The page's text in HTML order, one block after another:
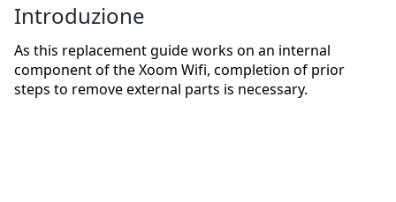
Introduzione
As this replacement guide works on an internal
component of the Xoom Wifi, completion of prior
steps to remove external parts is necessary.